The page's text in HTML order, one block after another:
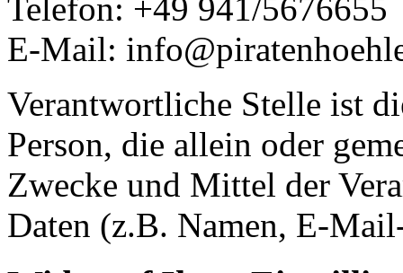
Telefon: +49 941/5676655
E-Mail:
Verantwortliche Stelle ist
Person, die allein oder
Zwecke und Mittel der
Daten (z.B. Namen, E-